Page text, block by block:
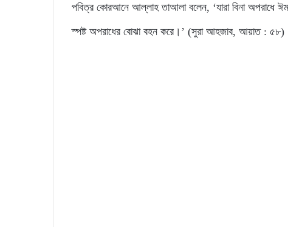
পবিত্র কোরআনে আল্লাহ তাআলা বলেন, ‘যারা বিনা অপরাধে
স্পষ্ট অপরাধের বোঝা বহন করে।’ (সুরা আহজাব, আয়াত : ৫৮)